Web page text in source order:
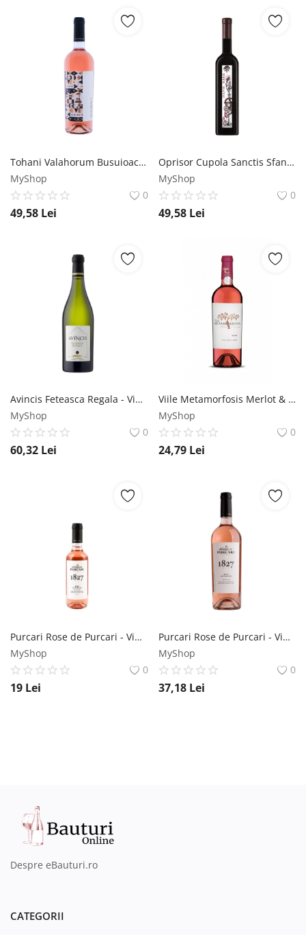
Tohani Valahorum Busuioaca - Vin Rose Sec - Romania - 0.75L Tohani
MyShop
0
49,58 Lei
Oprisor Cupola Sanctis Sfanta Maria - Vin Rosu Sec - Romania - 0.75L Crama Oprisor
MyShop
0
49,58 Lei
Avincis Feteasca Regala - Vin Alb Sec - Romania - 0.75L Avincis
MyShop
0
60,32 Lei
Viile Metamorfosis Merlot & Syrah DOC - Vin Rose Sec - Romania - 0.75L Vitis Metamorfosis
MyShop
0
24,79 Lei
Purcari Rose de Purcari - Vin Rose Sec - Republica Moldova - 0.375L Crama Purcari
MyShop
0
19 Lei
Purcari Rose de Purcari - Vin Rose Sec - Republica Moldova - 0.75L Crama Purcari
MyShop
0
37,18 Lei
Despre eBauturi.ro
CATEGORII